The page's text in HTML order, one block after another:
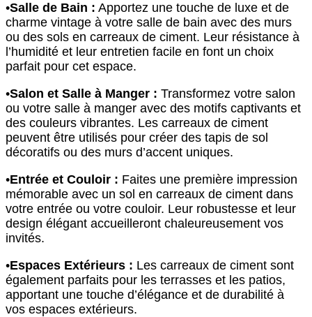
•Salle de Bain : Apportez une touche de luxe et de
charme vintage à votre salle de bain avec des murs
ou des sols en carreaux de ciment. Leur résistance à
l’humidité et leur entretien facile en font un choix
parfait pour cet espace.
•Salon et Salle à Manger : Transformez votre salon
ou votre salle à manger avec des motifs captivants et
des couleurs vibrantes. Les carreaux de ciment
peuvent être utilisés pour créer des tapis de sol
décoratifs ou des murs d’accent uniques.
•Entrée et Couloir : Faites une première impression
mémorable avec un sol en carreaux de ciment dans
votre entrée ou votre couloir. Leur robustesse et leur
design élégant accueilleront chaleureusement vos
invités.
•Espaces Extérieurs : Les carreaux de ciment sont
également parfaits pour les terrasses et les patios,
apportant une touche d’élégance et de durabilité à
vos espaces extérieurs.